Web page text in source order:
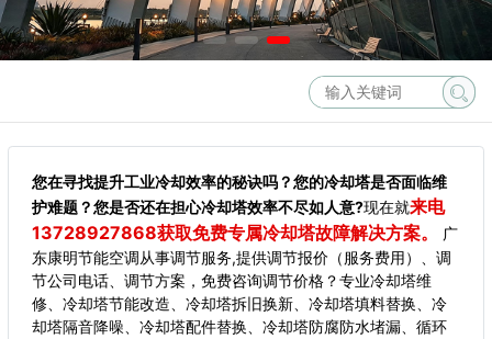
您在寻找提升工业冷却效率的秘诀吗？您的冷却塔是否面临维
护难题？您是否还在担心冷却塔效率不尽如人意?现在就来电
13728927868获取免费专属冷却塔故障解决方案。
广
东康明节能空调从事调节服务,提供调节报价（服务费用）、调
节公司电话、调节方案，免费咨询调节价格？专业冷却塔维
修、冷却塔节能改造、冷却塔拆旧换新、冷却塔填料替换、冷
却塔隔音降噪、冷却塔配件替换、冷却塔防腐防水堵漏、循环